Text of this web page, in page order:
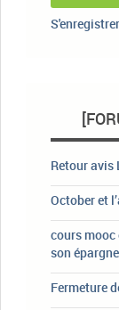
S'enregistrer
Retour avis
October et
cours mooc
son
Fermeture